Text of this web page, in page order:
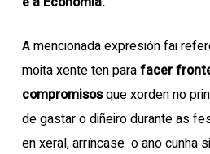
A mencionada expresión fai
moita xente ten parafacer
compromisosque xorden no
de gastar o diñeiro durante as
en xeral, arríncase o ano cunha